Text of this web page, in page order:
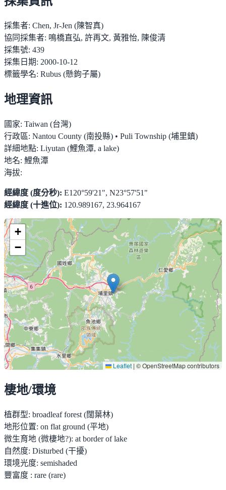
採集者: Chen, Jr-Jen (陳智真)
協同採集者: 鳴橋直弘, 許再文, 黃雅怡, 陳俊清
採集號: 439
採集日期: 2000-10-12
標籤學名: Rubus (懸鉤子屬)
地理資訊
國家: Taiwan (台灣)
行政區: Nantou County (南投縣) • Puli Township (埔里鎮)
詳細地點: Liyutan (鯉魚潭, a lake)
地名: 鯉魚潭
海拔:
經緯度 (度分秒): E120°59'21", N23°57'51"
經緯度 (十進位): 120.989167, 23.964167
+
−
Leaflet | © OpenStreetMap contributors
棲地/環境
植群型: broadleaf forest (闊葉林)
地形位置: on flat ground (平地)
微生育地 (微棲地?): at border of lake
自然度: Disturbed (干擾)
環境光度: semishaded
豐富度 : rare (rare)